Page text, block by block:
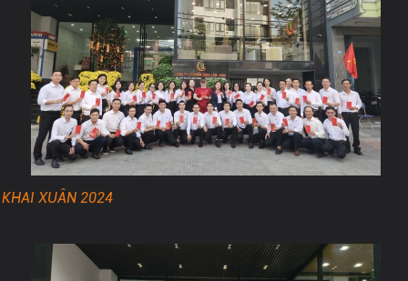
KHAI XUÂN 2024